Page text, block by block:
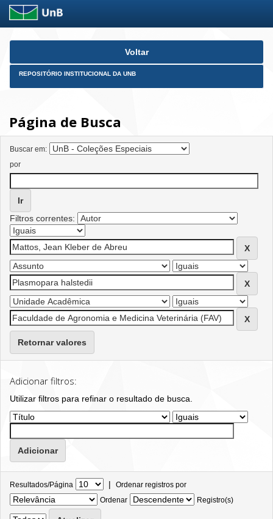
Skip
Voltar
REPOSITÓRIO INSTITUCIONAL DA UNB
Página de Busca
Buscar em:
por
Filtros correntes:
Retornar valores
Adicionar filtros:
Utilizar filtros para refinar o resultado de busca.
Resultados/Página | Ordenar registros por
Ordenar
Registro(s)